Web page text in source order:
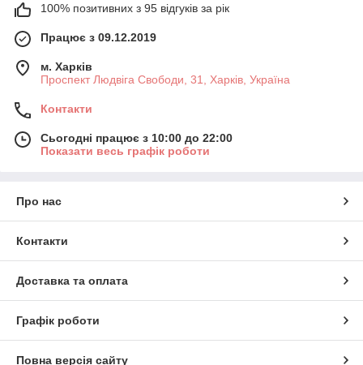
100% позитивних з 95 відгуків за рік
Працює з 09.12.2019
м. Харків
Проспект Людвіга Свободи, 31, Харків, Україна
Контакти
Сьогодні працює з 10:00 до 22:00
Показати весь графік роботи
Про нас
Контакти
Доставка та оплата
Графік роботи
Повна версія сайту